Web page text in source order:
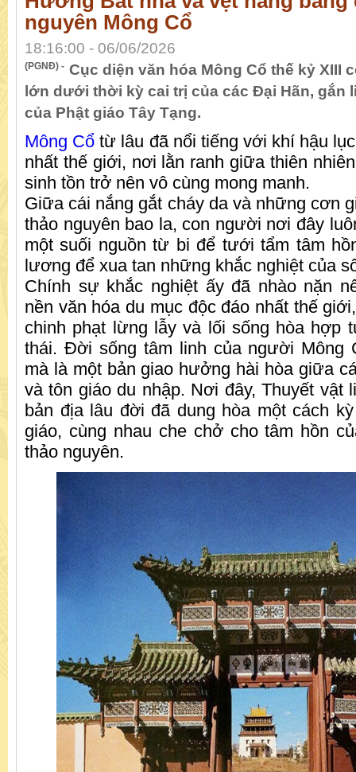
nguyên Mông Cổ
18:16:00 - 06/06/2026
(PGNĐ) - Cục diện văn hóa Mông Cổ thế kỷ XIII
lớn dưới thời kỳ cai trị của các Đại Hãn, gắn
của Phật giáo Tây Tạng.
Mông Cổ từ lâu đã nổi tiếng với khí hậu
nhất thế giới, nơi lằn ranh giữa thiên
sinh tồn trở nên vô cùng mong manh.
Giữa cái nắng gắt cháy da và những cơn
thảo nguyên bao la, con người nơi đây
một suối nguồn từ bi để tưới tẩm tâm
lương để xua tan những khắc nghiệt của
Chính sự khắc nghiệt ấy đã nhào nặn
nền văn hóa du mục độc đáo nhất thế
chinh phạt lừng lẫy và lối sống hòa hợp
thái. Đời sống tâm linh của người Mông
mà là một bản giao hưởng hài hòa giữa
và tôn giáo du nhập. Nơi đây, Thuyết vật
bản địa lâu đời đã dung hòa một cách
giáo, cùng nhau che chở cho tâm hồn
thảo nguyên.